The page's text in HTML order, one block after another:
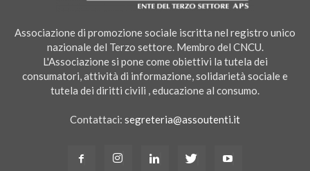
Associazione di promozione sociale iscritta nel registro unico
nazionale del Terzo settore. Membro del CNCU.
L'Associazione si pone come obiettivi la tutela dei
consumatori, attività di informazione, solidarietà sociale e
tutela dei diritti civili , educazione al consumo.
Contattaci: segreteria@assoutenti.it